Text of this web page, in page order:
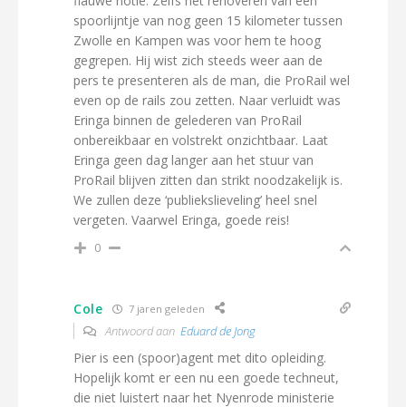
spoorlijntje van nog geen 15 kilometer tussen
Zwolle en Kampen was voor hem te hoog
gegrepen. Hij wist zich steeds weer aan de
pers te presenteren als de man, die ProRail wel
even op de rails zou zetten. Naar verluidt was
Eringa binnen de gelederen van ProRail
onbereikbaar en volstrekt onzichtbaar. Laat
Eringa geen dag langer aan het stuur van
ProRail blijven zitten dan strikt noodzakelijk is.
We zullen deze ‘publiekslieveling’ heel snel
vergeten. Vaarwel Eringa, goede reis!
0
Cole 7 jaren geleden
Antwoord aan Eduard de Jong
Pier is een (spoor)agent met dito opleiding.
Hopelijk komt er een nu een goede techneut,
die niet luistert naar het Nyenrode ministerie